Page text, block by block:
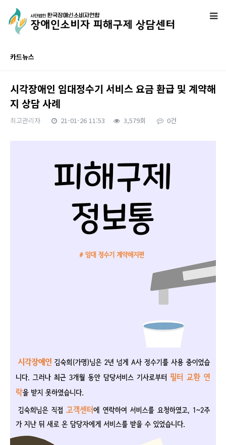
카드뉴스
시각장애인 임대정수기 서비스 요금 환급 및 계약해
지 상담 사례
최고관리자 21-01-26 11:53 3,579회 0건